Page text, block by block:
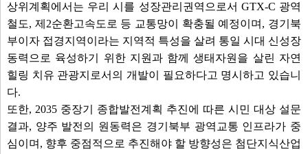
상위계획에서는 우리 시를 성장관리권역으로서 GTX-C 광역
철도, 제2순환고속도로 등 교통망이 확충될 예정이며, 경기북
부이자 접경지역이라는 지역적 특성을 살려 통일 시대 신성장
동력으로 육성하기 위한 지원과 함께 생태자원을 살린 자연
힐링 치유 관광지로서의 개발이 필요하다고 명시하고 있습니
다.
또한, 2035 중장기 종합발전계획 추진에 따른 시민 대상 설문
결과, 양주 발전의 원동력은 경기북부 광역교통 인프라가 중
심이며, 향후 중점적으로 추진해야 할 방향성은 첨단지식산업